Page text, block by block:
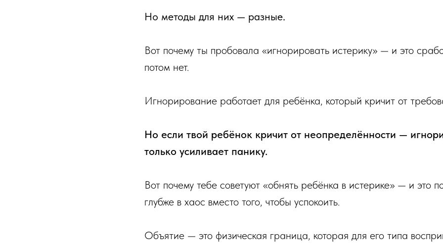
Но методы для них — разные.
Вот почему ты пробовала «игнорировать истерику» — и это
потом нет.
Игнорирование работает для ребёнка, который кричит от
Но если твой ребёнок кричит от неопределённости —
только усиливает панику.
Вот почему тебе советуют «обнять ребёнка в истерике» — и это
глубже в хаос вместо того, чтобы успокоить.
Объятие — это физическая граница, которая для его типа